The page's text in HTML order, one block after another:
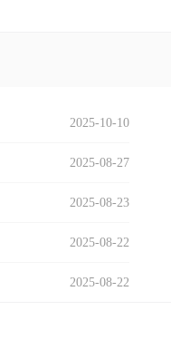
2025-10-10
2025-08-27
2025-08-23
2025-08-22
2025-08-22